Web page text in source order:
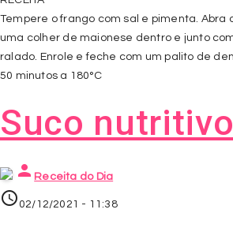
Tempere o frango com sal e pimenta. Abra
uma colher de maionese dentro e junto
ralado. Enrole e feche com um palito de
50 minutos a 180°C
Suco nutritivo
person Receita do Dia
access_time 02/12/2021 - 11:38